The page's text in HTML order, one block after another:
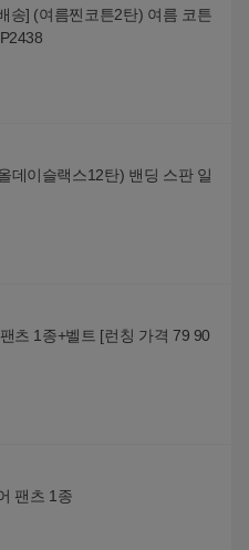
송] (여름찐코튼2탄) 여름 코튼
데이슬랙스12탄) 밴딩 스판 일
츠 1종+벨트 [런칭 가격 79 90
팬츠 1종